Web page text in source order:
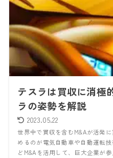
テスラは買収に消極
ラの姿勢を解説
2023.05.22
世界中で買収を含むM&Aが活発
めるのが電気自動車や自動運転
どM&Aを活用して、巨大企業が